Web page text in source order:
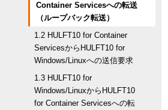
Container Servicesへの転送
（ループバック転送）
1.2 HULFT10 for Container
ServicesからHULFT10 for
Windows/Linuxへの送信要求
1.3 HULFT10 for
Windows/LinuxからHULFT10
for Container Servicesへの転